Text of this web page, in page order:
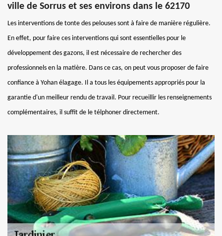
ville de Sorrus et ses environs dans le 62170
Les interventions de tonte des pelouses sont à faire de manière régulière.
En effet, pour faire ces interventions qui sont essentielles pour le
développement des gazons, il est nécessaire de rechercher des
professionnels en la matière. Dans ce cas, on peut vous proposer de faire
confiance à Yohan élagage. Il a tous les équipements appropriés pour la
garantie d'un meilleur rendu de travail. Pour recueillir les renseignements
complémentaires, il suffit de le télphoner directement.